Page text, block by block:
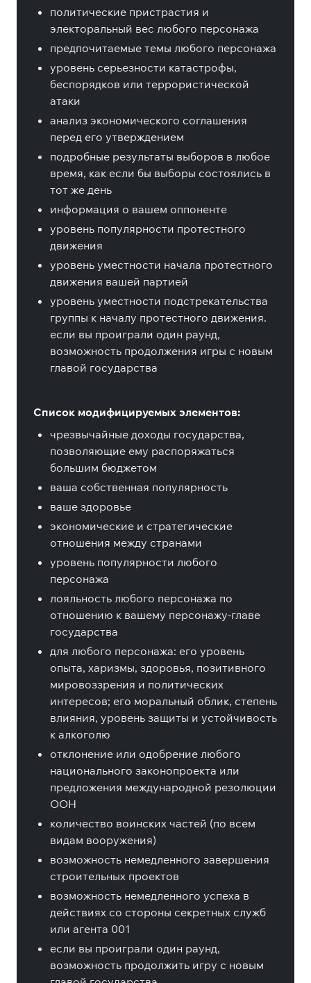
политические пристрастия и
электоральный вес любого персонажа
предпочитаемые темы любого персонажа
уровень серьезности катастрофы,
беспорядков или террористической
атаки
анализ экономического соглашения
перед его утверждением
подробные результаты выборов в любое
время, как если бы выборы состоялись в
тот же день
информация о вашем оппоненте
уровень популярности протестного
движения
уровень уместности начала протестного
движения вашей партией
уровень уместности подстрекательства
группы к началу протестного движения.
если вы проиграли один раунд,
возможность продолжения игры с новым
главой государства
Список модифицируемых элементов:
чрезвычайные доходы государства,
позволяющие ему распоряжаться
большим бюджетом
ваша собственная популярность
ваше здоровье
экономические и стратегические
отношения между странами
уровень популярности любого
персонажа
лояльность любого персонажа по
отношению к вашему персонажу-главе
государства
для любого персонажа: его уровень
опыта, харизмы, здоровья, позитивного
мировоззрения и политических
интересов; его моральный облик, степень
влияния, уровень защиты и устойчивость
к алкоголю
отклонение или одобрение любого
национального законопроекта или
предложения международной резолюции
ООН
количество воинских частей (по всем
видам вооружения)
возможность немедленного завершения
строительных проектов
возможность немедленного успеха в
действиях со стороны секретных служб
или агента 001
если вы проиграли один раунд,
возможность продолжить игру с новым